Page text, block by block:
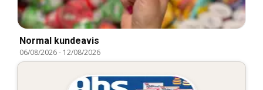
Normal kundeavis
06/08/2026- 12/08/2026